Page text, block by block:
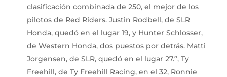
clasificación combinada de 250, el mejor de los
pilotos de Red Riders. Justin Rodbell, de SLR
Honda, quedó en el lugar 19, y Hunter Schlosser,
de Western Honda, dos puestos por detrás. Matti
Jorgensen, de SLR, quedó en el lugar 27.º, Ty
Freehill, de Ty Freehill Racing, en el 32, Ronnie